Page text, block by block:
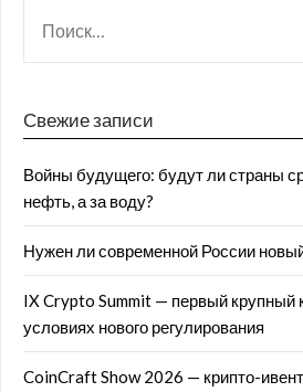
Свежие записи
Войны будущего: будут ли страны
нефть, а за воду?
Нужен ли современной России
IX Crypto Summit — первый крупный
условиях нового регулирования
CoinCraft Show 2026 — крипто-